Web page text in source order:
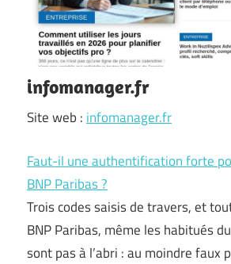
infomanager.fr
Site web : infomanager.fr
Faut-il une authentification forte
BNP Paribas ?
Trois codes saisis de travers, et
BNP Paribas, même les habitués
sont pas à l’abri : au moindre faux